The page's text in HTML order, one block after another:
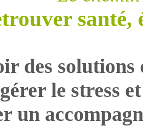
santé,
des
le stress
un